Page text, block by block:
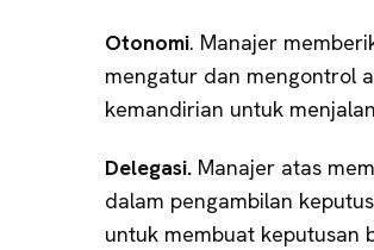
Otonomi. Manajer
mengatur dan mengontrol
kemandirian untuk
Delegasi. Manajer atas
dalam pengambilan
untuk membuat keputusan